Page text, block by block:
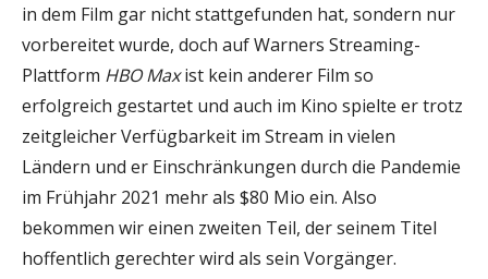
in dem Film gar nicht stattgefunden hat, sondern nur
vorbereitet wurde, doch auf Warners Streaming-
Plattform HBO Maxist kein anderer Film so
erfolgreich gestartet und auch im Kino spielte er trotz
zeitgleicher Verfügbarkeit im Stream in vielen
Ländern und er Einschränkungen durch die Pandemie
im Frühjahr 2021 mehr als $80 Mio ein. Also
bekommen wir einen zweiten Teil, der seinem Titel
hoffentlich gerechter wird als sein Vorgänger.